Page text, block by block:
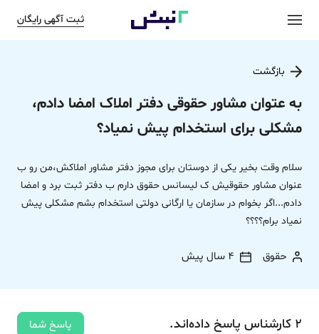
ثبت آگهی رایگان
بازگشت
به عتوان مشاور حقوقی دفتر املاک امضا دادم،
مشکلی برای استخدام پیش نمیاد؟
سلام وقت بخیر یکی از دوستان برای مجوز دفتر مشاور املاکش،من رو ب
عنوان مشاور حقوقیش ک لیسانس حقوق دارم ب دفتر ثبت برد و امضا
دادم...اگر بخوام در سازمان یا ارگانی دولتی استخدام بشم مشکلی پیش
نمیاد برام؟؟؟؟
حقوق 4 سال پیش
2 کارشناس پاسخ داده‌اند. پاسخ شما